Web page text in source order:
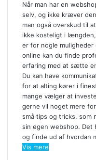
Når man har en
selv, og ikke kræver
man også overskud til
ikke kosteligt i
er for nogle
online kan du finde
erfaring med at sætte
Du kan have
for at alting kører i
mange vælger at
gerne vil noget mere
små tips og tricks, som
sin egen webshop. Det
og finde ud af hvordan
Vis mere